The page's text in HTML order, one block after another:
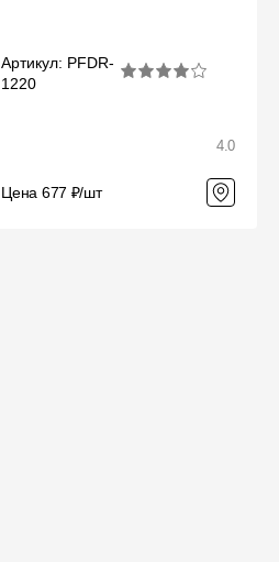
Артикул: PFDR-
1220
4.0
Цена 677 ₽/шт